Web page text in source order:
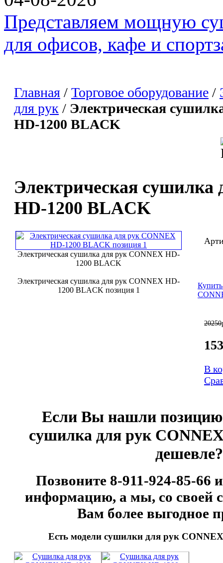
Представляем мощную
для офисов, кафе и
Главная / Торговое оборудование /
для рук / Электрическая
HD-1200 BLACK
Электрическая сушилка
HD-1200 BLACK
Электрическая сушилка для рук CONNEX HD-
1200 BLACK
Электрическая сушилка для рук CONNEX HD-
1200 BLACK позиция 1
20250
В
Если Вы нашли
сушилка для рук
дешевле?
Позвоните 8-911-924-85-66
информацию, а мы, со своей
Вам более выгодное
Есть модели сушилки для рук